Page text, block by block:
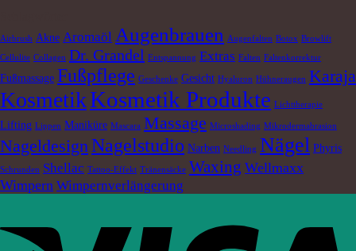
Airbrush Akne Aromaöl Augenbrauen Augenfalten Botox Browlift
Cellulite Collagen Dr. Grandel Entspannung Extras Falten Faltenkorrektur
Fußmassage Fußpflege Geschenke Gesicht Hyaluron Hühneraugen Karaja
KosmetikKosmetik Produkte Lichttherapie
Lifting Lippen Maniküre Mascara Massage Microshading Mikrodermabrasion
NageldesignNagelstudio Narben Needling Nägel Phyris
Schrunden Shellac Tattoo-Effekt Tränensäcke Waxing Wellmaxx
Wimpern Wimpernverlängerung